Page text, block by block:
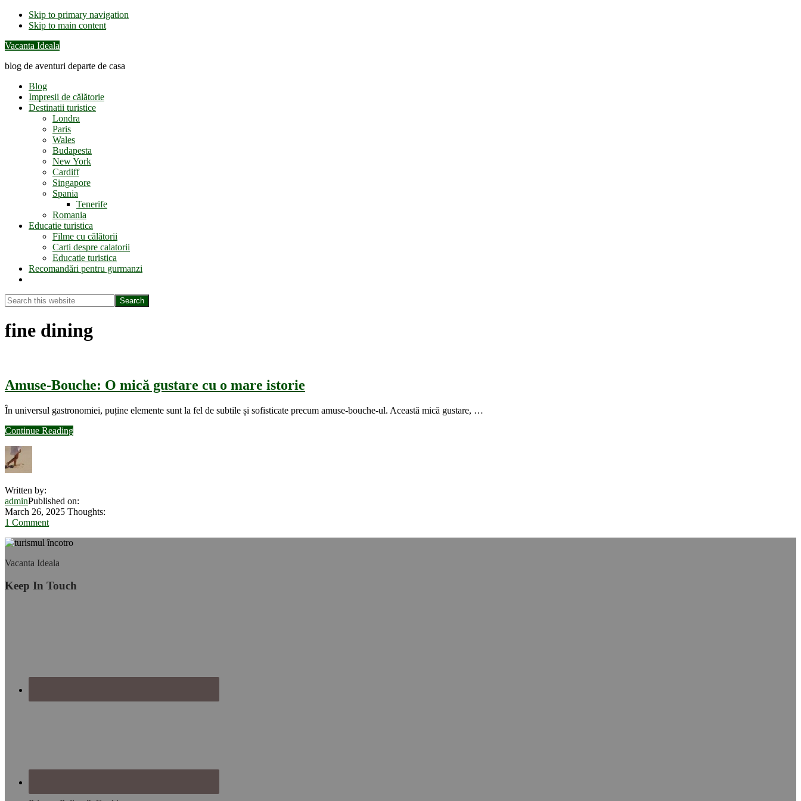
Skip to primary navigation
Skip to main content
Vacanta Ideala
blog de aventuri departe de casa
Blog
Impresii de călătorie
Destinatii turistice
Londra
Paris
Wales
Budapesta
New York
Cardiff
Singapore
Spania
Tenerife
Romania
Educatie turistica
Filme cu călătorii
Carti despre calatorii
Educatie turistica
Recomandări pentru gurmanzi
Search
this
Search
fine dining
Amuse-Bouche: O mică gustare cu o mare istorie
În universul gastronomiei, puține elemente sunt la fel de subtile și sofisticate precum amuse-bouche-ul. Această mică gustare, …
Continue Readingabout
o
mare
Written by:
adminPublished on:
March 26, 2025 Thoughts:
1 Comment
Vacanta Ideala
Keep In Touch